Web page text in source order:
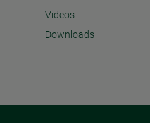
Videos
Downloads